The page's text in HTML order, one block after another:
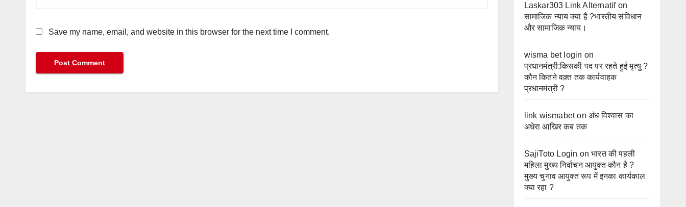
Save my name, email, and website in this browser for the next time I comment.
Laskar303 Link Alternatifon
सामाजिक न्याय क्या है ?भारतीय संविधान
और सामाजिक न्याय।
wisma bet login on
प्रधानमंत्री:किसकी पद पर रहते हुई मृत्यु ?
कौन कितने वक़्त तक कार्यवाहक
प्रधानमंत्री ?
link wismabeton अंध विश्वास का
अधेरा आखिर कब तक
SajiToto Login onभारत की पहली
महिला मुख्य निर्वाचन आयुक्त कौन है ?
मुख्य चुनाव आयुक्त रूप में इनका कार्यकाल
क्या रहा ?